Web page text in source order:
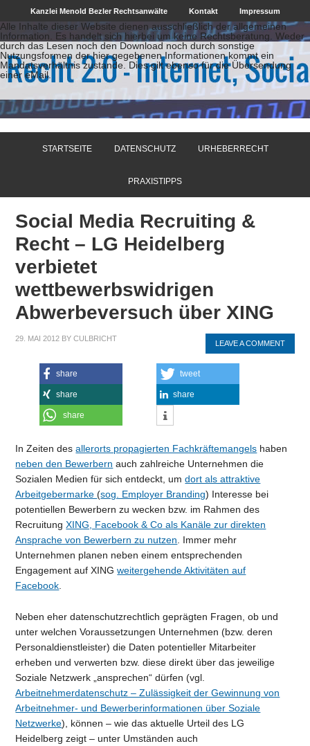
Kanzlei Menold Bezler Rechtsanwälte Kontakt Impressum
Alle Inhalte dieser Website dienen ausschließlich der allgemeinen
Information. Es handelt sich hierbei um keine Rechtsberatung. Weder
durch das Lesen noch den Download noch durch sonstige
Nutzungsformen der hier gegebenen Informationen kommt ein
Mandatsverhältnis zustande. Dies gilt ebenso für die Übersendung
einer eMail.
STARTSEITE DATENSCHUTZ URHEBERRECHT
PRAXISTIPPS
Social Media Recruiting &
Recht – LG Heidelberg
verbietet
wettbewerbswidrigen
Abwerbeversuch über XING
29. MAI 2012 BYCULBRICHT
LEAVE A COMMENT
share tweet
share share
share
In Zeiten desallerorts propagierten Fachkräftemangels haben
neben den Bewerbern auch zahlreiche Unternehmen die
Sozialen Medien für sich entdeckt, umdort als attraktive
Arbeitgebermarke(sog. Employer Branding) Interesse bei
potentiellen Bewerbern zu wecken bzw. im Rahmen des
RecruitungXING, Facebook & Co als Kanäle zur direkten
Ansprache von Bewerbern zu nutzen. Immer mehr
Unternehmen planen neben einem entsprechenden
Engagement auf XINGweitergehende Aktivitäten auf
Facebook.
Neben eher datenschutzrechtlich geprägten Fragen, ob und
unter welchen Voraussetzungen Unternehmen (bzw. deren
Personaldienstleister) die Daten potentieller Mitarbeiter
erheben und verwerten bzw. diese direkt über das jeweilige
Soziale Netzwerk „ansprechen“ dürfen (vgl.
Arbeitnehmerdatenschutz – Zulässigkeit der Gewinnung von
Arbeitnehmer- und Bewerberinformationen über Soziale
Netzwerke), können – wie das aktuelle Urteil des LG
Heidelberg zeigt – unter Umständen auch